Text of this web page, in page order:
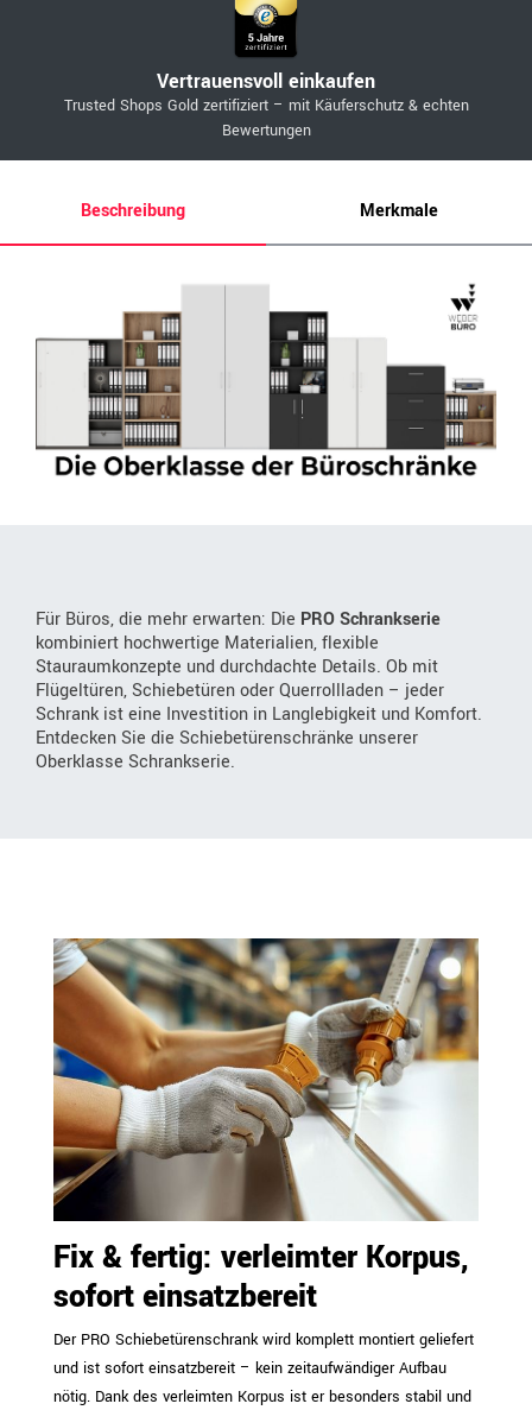
Vertrauensvoll einkaufen
Trusted Shops Gold zertifiziert – mit Käuferschutz & echten
Bewertungen
Beschreibung Merkmale
Für Büros, die mehr erwarten: Die PRO Schrankserie
kombiniert hochwertige Materialien, flexible
Stauraumkonzepte und durchdachte Details. Ob mit
Flügeltüren, Schiebetüren oder Querrollladen – jeder
Schrank ist eine Investition in Langlebigkeit und Komfort.
Entdecken Sie die Schiebetürenschränke unserer
Oberklasse Schrankserie.
Fix & fertig: verleimter Korpus,
sofort einsatzbereit
Der PRO Schiebetürenschrank wird komplett montiert geliefert
und ist sofort einsatzbereit – kein zeitaufwändiger Aufbau
nötig. Dank des verleimten Korpus ist er besonders stabil und